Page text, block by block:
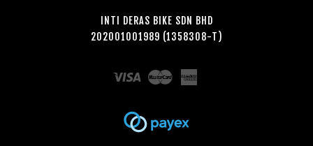
INTI DERAS BIKE SDN BHD
202001001989 (1358308-T)
Visa Master